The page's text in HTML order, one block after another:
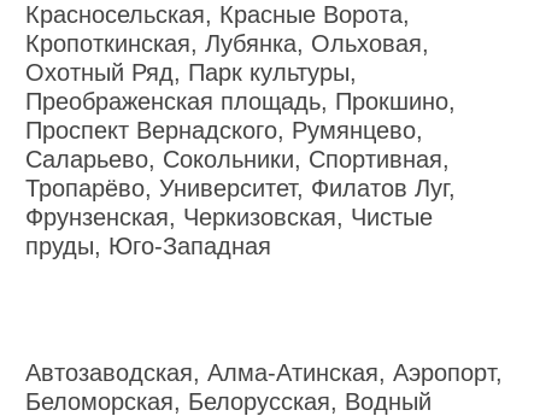
Красносельская, Красные Ворота,
Кропоткинская, Лубянка, Ольховая,
Охотный Ряд, Парк культуры,
Преображенская площадь, Прокшино,
Проспект Вернадского, Румянцево,
Саларьево, Сокольники, Спортивная,
Тропарёво, Университет, Филатов Луг,
Фрунзенская, Черкизовская, Чистые
пруды, Юго-Западная
Автозаводская, Алма-Атинская, Аэропорт,
Беломорская, Белорусская, Водный